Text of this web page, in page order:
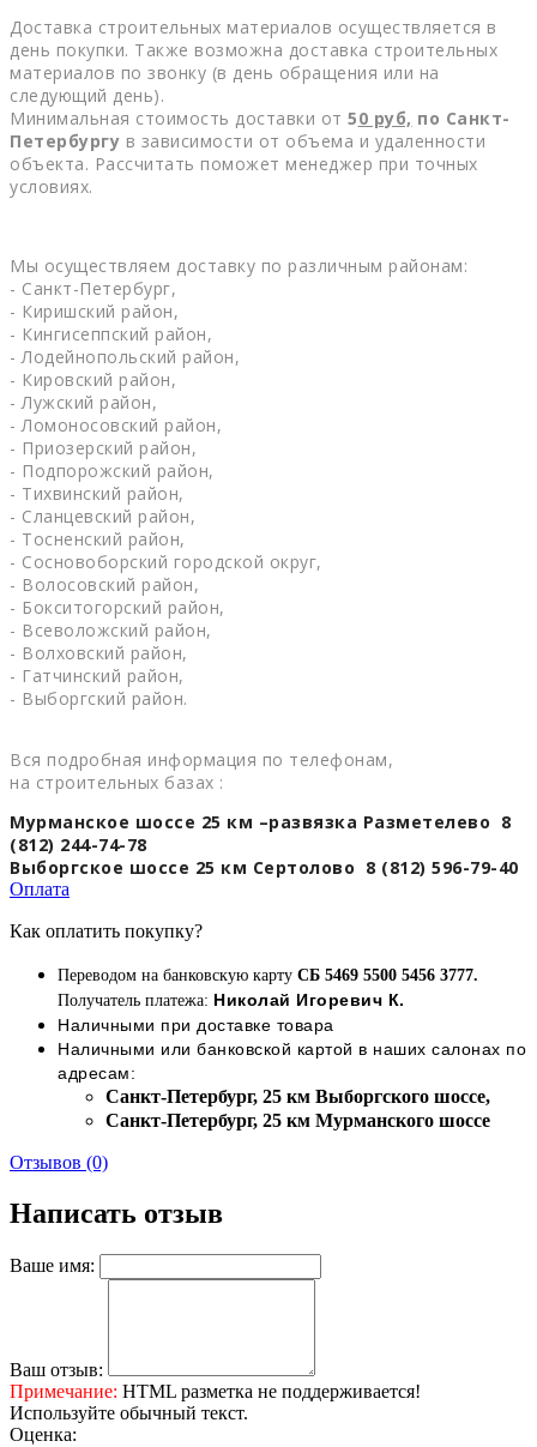
Доставка строительных материалов осуществляется в
день покупки. Также возможна доставка строительных
материалов по звонку (в день обращения или на
следующий день).
Минимальная стоимость доставки от 50 руб, по Санкт-
Петербургу в зависимости от объема и удаленности
объекта. Рассчитать поможет менеджер при точных
условиях.
Мы осуществляем доставку по различным районам:
- Санкт-Петербург,
- Киришский район,
- Кингисеппский район,
- Лодейнопольский район,
- Кировский район,
- Лужский район,
- Ломоносовский район,
- Приозерский район,
- Подпорожский район,
- Тихвинский район,
- Сланцевский район,
- Тосненский район,
- Сосновоборский городской округ,
- Волосовский район,
- Бокситогорский район,
- Всеволожский район,
- Волховский район,
- Гатчинский район,
- Выборгский район.
Вся подробная информация по телефонам,
на строительных базах :
Мурманское шоссе 25 км –развязка Разметелево 8
(812) 244-74-78
Выборгское шоссе 25 км Сертолово 8 (812) 596-79-40
Оплата
Как оплатить покупку?
Переводом на банковскую карту СБ 5469 5500 5456 3777.
Получатель платежа: Николай Игоревич К.
Наличными при доставке товара
Наличными или банковской картой в наших салонах по
адресам:
Cанкт-Петербург, 25 км Выборгского шоссе,
Cанкт-Петербург, 25 км Мурманского шоссе
Отзывов (0)
Написать отзыв
Ваше имя:
Ваш отзыв:
Примечание: HTML разметка не поддерживается!
Используйте обычный текст.
Оценка: